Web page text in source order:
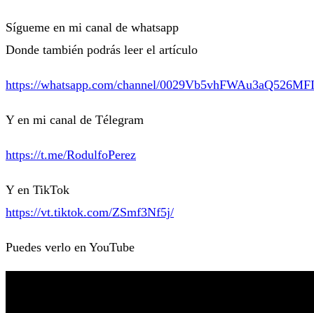
Sígueme en mi canal de whatsapp
Donde también podrás leer el artículo
https://whatsapp.com/channel/
Y en mi canal de Télegram
https://t.me/RodulfoPerez
Y en TikTok
https://vt.tiktok.com/ZSmf3Nf5j/
Puedes verlo en YouTube